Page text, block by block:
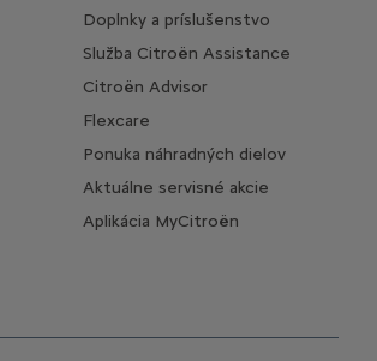
Doplnky a príslušenstvo
Služba Citroën Assistance
Citroën Advisor
Flexcare
Ponuka náhradných dielov
Aktuálne servisné akcie
Aplikácia MyCitroën